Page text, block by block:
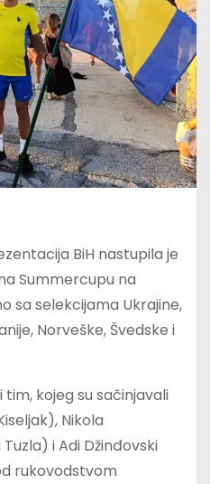
BiH nastupila je
Summercupu na
sa selekcijama Ukrajine,
Norveške, Švedske i
kojeg su sačinjavali
Nikola
i Adi Džinđovski
rukovodstvom